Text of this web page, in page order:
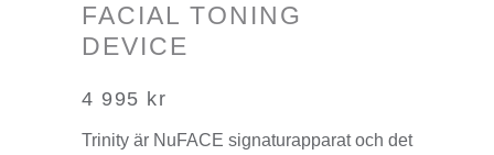
FACIAL TONING
DEVICE
4 995 kr
Trinity är NuFACE signaturapparat och det